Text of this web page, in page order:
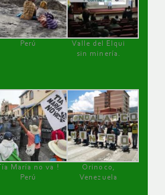
Perú
Valle del Elqui
sin minería.
Tía María no va !
Perú
Orinoco,
Venezuela